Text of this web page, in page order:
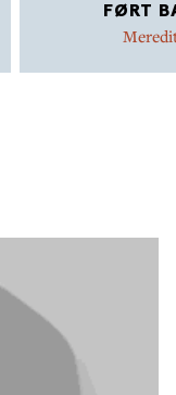
FØRT